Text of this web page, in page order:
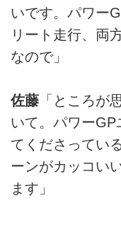
いです。パワー
リート走行、両
なので」
佐藤 「ところが
いて。パワーGP
てくださってい
ーンがカッコい
ます」